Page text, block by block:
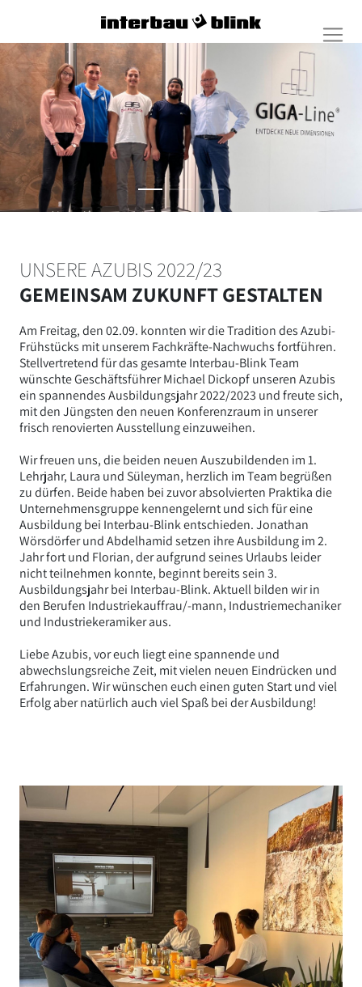
UNSERE AZUBIS 2022/23
GEMEINSAM ZUKUNFT GESTALTEN
Am Freitag, den 02.09. konnten wir die Tradition des Azubi-
Frühstücks mit unserem Fachkräfte-Nachwuchs fortführen.
Stellvertretend für das gesamte Interbau-Blink Team
wünschte Geschäftsführer Michael Dickopf unseren Azubis
ein spannendes Ausbildungsjahr 2022/2023 und freute sich,
mit den Jüngsten den neuen Konferenzraum in unserer
frisch renovierten Ausstellung einzuweihen.
Wir freuen uns, die beiden neuen Auszubildenden im 1.
Lehrjahr, Laura und Süleyman, herzlich im Team begrüßen
zu dürfen. Beide haben bei zuvor absolvierten Praktika die
Unternehmensgruppe kennengelernt und sich für eine
Ausbildung bei Interbau-Blink entschieden. Jonathan
Wörsdörfer und Abdelhamid setzen ihre Ausbildung im 2.
Jahr fort und Florian, der aufgrund seines Urlaubs leider
nicht teilnehmen konnte, beginnt bereits sein 3.
Ausbildungsjahr bei Interbau-Blink. Aktuell bilden wir in
den Berufen Industriekauffrau/-mann, Industriemechaniker
und Industriekeramiker aus.
Liebe Azubis, vor euch liegt eine spannende und
abwechslungsreiche Zeit, mit vielen neuen Eindrücken und
Erfahrungen. Wir wünschen euch einen guten Start und viel
Erfolg aber natürlich auch viel Spaß bei der Ausbildung!